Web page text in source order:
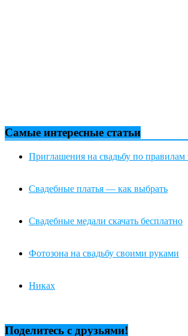
Самые интересные статьи
Приглашения на свадьбу по правилам
Свадебные платья — как выбрать
Свадебные медали скачать бесплатно
Фотозона на свадьбу своими руками
Никах
Поделитесь с друзьями!